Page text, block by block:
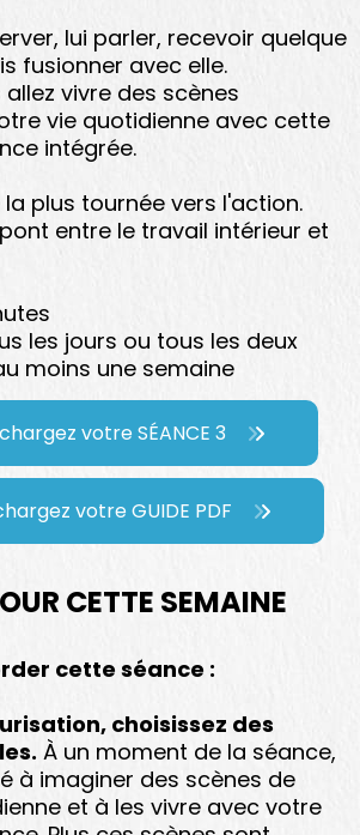
lui parler, recevoir quelque
fusionner avec elle.
allez vivre des scènes
vie quotidienne avec cette
intégrée.
plus tournée vers l'action.
entre le travail intérieur et
les jours ou tous les deux
moins une semaine
votre SÉANCE 3
votre GUIDE PDF
CETTE SEMAINE
cette séance :
choisissez des
À un moment de la séance,
à imaginer des scènes de
et à les vivre avec votre